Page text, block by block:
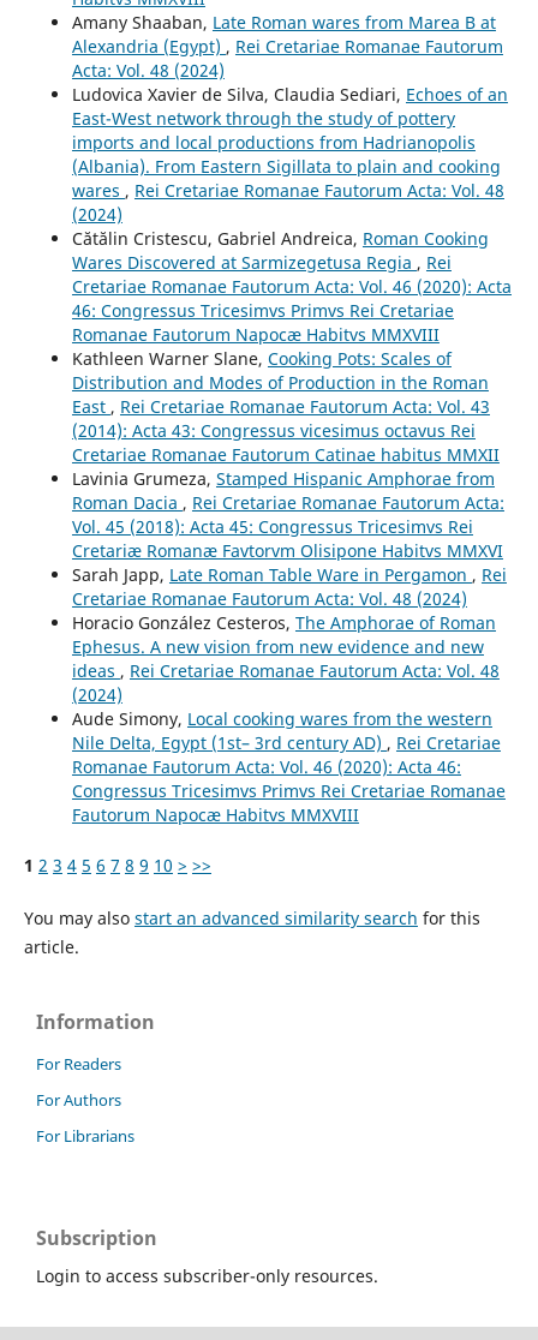
Amany Shaaban, Late Roman wares from Marea B at
Alexandria (Egypt) , Rei Cretariae Romanae Fautorum
Acta: Vol. 48 (2024)
Ludovica Xavier de Silva, Claudia Sediari, Echoes of an
East-West network through the study of pottery
imports and local productions from Hadrianopolis
(Albania). From Eastern Sigillata to plain and cooking
wares , Rei Cretariae Romanae Fautorum Acta: Vol. 48
(2024)
Cătălin Cristescu, Gabriel Andreica, Roman Cooking
Wares Discovered at Sarmizegetusa Regia , Rei
Cretariae Romanae Fautorum Acta: Vol. 46 (2020): Acta
46: Congressus Tricesimvs Primvs Rei Cretariae
Romanae Fautorum Napocæ Habitvs MMXVIII
Kathleen Warner Slane, Cooking Pots: Scales of
Distribution and Modes of Production in the Roman
East , Rei Cretariae Romanae Fautorum Acta: Vol. 43
(2014): Acta 43: Congressus vicesimus octavus Rei
Cretariae Romanae Fautorum Catinae habitus MMXII
Lavinia Grumeza, Stamped Hispanic Amphorae from
Roman Dacia , Rei Cretariae Romanae Fautorum Acta:
Vol. 45 (2018): Acta 45: Congressus Tricesimvs Rei
Cretariæ Romanæ Favtorvm Olisipone Habitvs MMXVI
Sarah Japp, Late Roman Table Ware in Pergamon , Rei
Cretariae Romanae Fautorum Acta: Vol. 48 (2024)
Horacio González Cesteros, The Amphorae of Roman
Ephesus. A new vision from new evidence and new
ideas , Rei Cretariae Romanae Fautorum Acta: Vol. 48
(2024)
Aude Simony, Local cooking wares from the western
Nile Delta, Egypt (1st– 3rd century AD) , Rei Cretariae
Romanae Fautorum Acta: Vol. 46 (2020): Acta 46:
Congressus Tricesimvs Primvs Rei Cretariae Romanae
Fautorum Napocæ Habitvs MMXVIII
1 2 3 4 5 6 7 8 9 10 > >>
You may also start an advanced similarity search for this
article.
Information
For Readers
For Authors
For Librarians
Subscription
Login to access subscriber-only resources.